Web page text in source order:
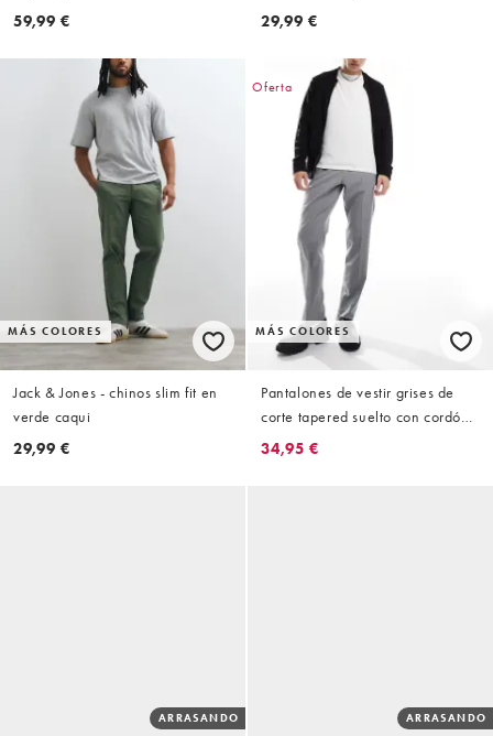
Intelligence
59,99 €
29,99 €
MÁS COLORES
Jack & Jones - chinos slim fit en
verde caqui
29,99 €
Oferta
MÁS COLORES
Pantalones de vestir grises de
corte tapered suelto con cordón
ajustable de Jack & Jones
34,95 €
ARRASANDO ARRASANDO